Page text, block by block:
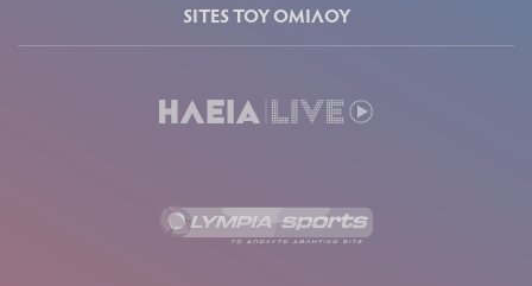
SITES ΤΟΥ ΟΜΙΛΟΥ